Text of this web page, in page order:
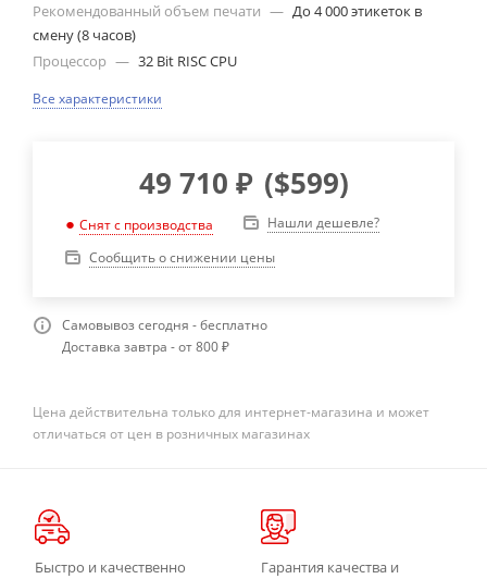
Рекомендованный объем печати — До 4 000 этикеток в
смену (8 часов)
Процессор — 32 Bit RISC CPU
Все характеристики
49 710 ₽ ($599)
Снят с производства
Нашли дешевле?
Сообщить о снижении цены
Самовывоз сегодня - бесплатно
Доставка завтра - от 800 ₽
Цена действительна только для интернет-магазина и может
отличаться от цен в розничных магазинах
Быстро и качественно
Гарантия качества и